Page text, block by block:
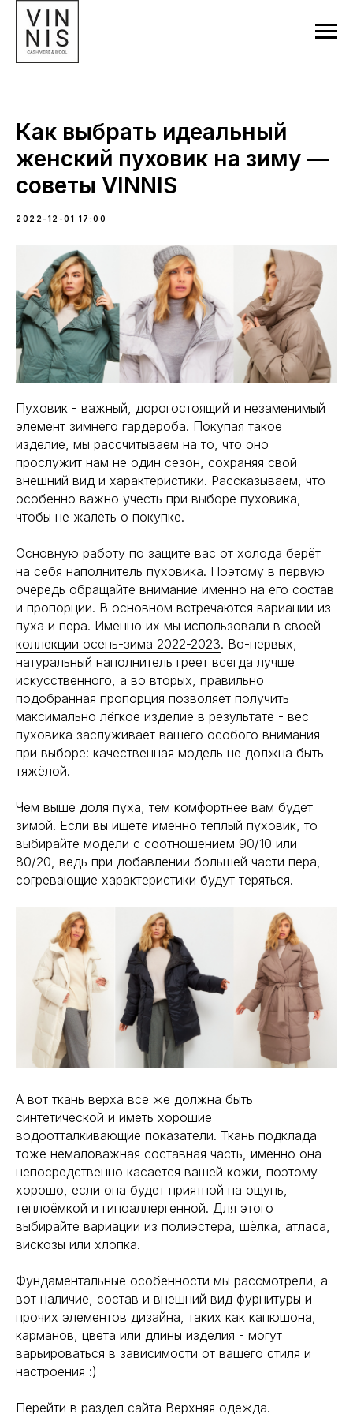
Как выбрать идеальный
женский пуховик на зиму —
советы VINNIS
2022-12-01 17:00
Пуховик - важный, дорогостоящий и незаменимый
элемент зимнего гардероба. Покупая такое
изделие, мы рассчитываем на то, что оно
прослужит нам не один сезон, сохраняя свой
внешний вид и характеристики. Рассказываем, что
особенно важно учесть при выборе пуховика,
чтобы не жалеть о покупке.
Основную работу по защите вас от холода берёт
на себя наполнитель пуховика. Поэтому в первую
очередь обращайте внимание именно на его состав
и пропорции. В основном встречаются вариации из
пуха и пера. Именно их мы использовали в своей
коллекции осень-зима 2022-2023. Во-первых,
натуральный наполнитель греет всегда лучше
искусственного, а во вторых, правильно
подобранная пропорция позволяет получить
максимально лёгкое изделие в результате - вес
пуховика заслуживает вашего особого внимания
при выборе: качественная модель не должна быть
тяжёлой.
Чем выше доля пуха, тем комфортнее вам будет
зимой. Если вы ищете именно тёплый пуховик, то
выбирайте модели с соотношением 90/10 или
80/20, ведь при добавлении большей части пера,
согревающие характеристики будут теряться.
А вот ткань верха все же должна быть
синтетической и иметь хорошие
водоотталкивающие показатели. Ткань подклада
тоже немаловажная составная часть, именно она
непосредственно касается вашей кожи, поэтому
хорошо, если она будет приятной на ощупь,
теплоёмкой и гипоаллергенной. Для этого
выбирайте вариации из полиэстера, шёлка, атласа,
вискозы или хлопка.
Фундаментальные особенности мы рассмотрели, а
вот наличие, состав и внешний вид фурнитуры и
прочих элементов дизайна, таких как капюшона,
карманов, цвета или длины изделия - могут
варьироваться в зависимости от вашего стиля и
настроения :)
Перейти в раздел сайта Верхняя одежда.